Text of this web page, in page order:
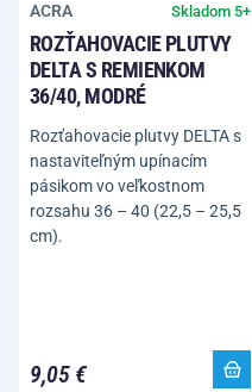
ACRA Skladom 5+
ROZŤAHOVACIE PLUTVY
DELTA S REMIENKOM
36/40, MODRÉ
Rozťahovacie plutvy DELTA s
nastaviteľným upínacím
pásikom vo veľkostnom
rozsahu 36 – 40 (22,5 – 25,5
cm).
9,05 €